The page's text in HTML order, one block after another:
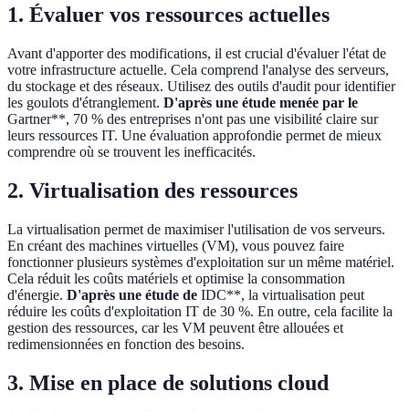
1. Évaluer vos ressources actuelles
Avant d'apporter des modifications, il est crucial d'évaluer l'état de
votre infrastructure actuelle. Cela comprend l'analyse des serveurs,
du stockage et des réseaux. Utilisez des outils d'audit pour identifier
les goulots d'étranglement. D'après une étude menée par le
Gartner**, 70 % des entreprises n'ont pas une visibilité claire sur
leurs ressources IT. Une évaluation approfondie permet de mieux
comprendre où se trouvent les inefficacités.
2. Virtualisation des ressources
La virtualisation permet de maximiser l'utilisation de vos serveurs.
En créant des machines virtuelles (VM), vous pouvez faire
fonctionner plusieurs systèmes d'exploitation sur un même matériel.
Cela réduit les coûts matériels et optimise la consommation
d'énergie. D'après une étude de IDC**, la virtualisation peut
réduire les coûts d'exploitation IT de 30 %. En outre, cela facilite la
gestion des ressources, car les VM peuvent être allouées et
redimensionnées en fonction des besoins.
3. Mise en place de solutions cloud